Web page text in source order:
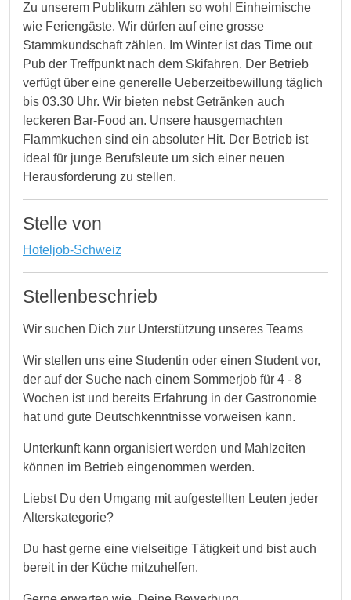
Zu unserem Publikum zählen so wohl Einheimische
wie Feriengäste. Wir dürfen auf eine grosse
Stammkundschaft zählen. Im Winter ist das Time out
Pub der Treffpunkt nach dem Skifahren. Der Betrieb
verfügt über eine generelle Ueberzeitbewillung täglich
bis 03.30 Uhr. Wir bieten nebst Getränken auch
leckeren Bar-Food an. Unsere hausgemachten
Flammkuchen sind ein absoluter Hit. Der Betrieb ist
ideal für junge Berufsleute um sich einer neuen
Herausforderung zu stellen.
Stelle von
Hoteljob-Schweiz
Stellenbeschrieb
Wir suchen Dich zur Unterstützung unseres Teams
Wir stellen uns eine Studentin oder einen Student vor,
der auf der Suche nach einem Sommerjob für 4 - 8
Wochen ist und bereits Erfahrung in der Gastronomie
hat und gute Deutschkenntnisse vorweisen kann.
Unterkunft kann organisiert werden und Mahlzeiten
können im Betrieb eingenommen werden.
Liebst Du den Umgang mit aufgestellten Leuten jeder
Alterskategorie?
Du hast gerne eine vielseitige Tätigkeit und bist auch
bereit in der Küche mitzuhelfen.